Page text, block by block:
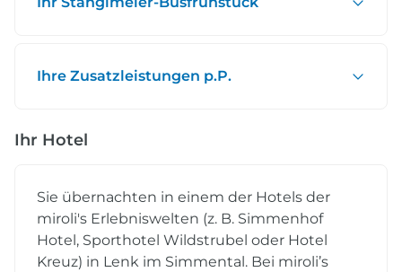
Ihre Zusatzleistungen p.P.
Ihr Hotel
Sie übernachten in einem der Hotels der
miroli's Erlebniswelten (z. B. Simmenhof
Hotel, Sporthotel Wildstrubel oder Hotel
Kreuz) in Lenk im Simmental. Bei miroli’s